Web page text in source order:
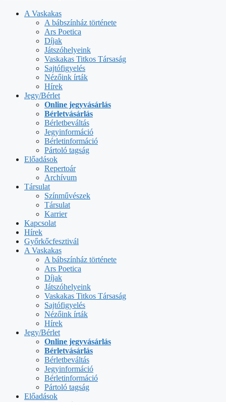
A Vaskakas
A bábszínház története
Ars Poetica
Díjak
Játszóhelyeink
Vaskakas Titkos Társaság
Sajtófigyelés
Nézőink írták
Hírek
Jegy/Bérlet
Online jegyvásárlás
Bérletvásárlás
Bérletbeváltás
Jegyinformáció
Bérletinformáció
Pártoló tagság
Előadások
Repertoár
Archívum
Társulat
Színművészek
Társulat
Karrier
Kapcsolat
Hírek
Győrkőcfesztivál
A Vaskakas
A bábszínház története
Ars Poetica
Díjak
Játszóhelyeink
Vaskakas Titkos Társaság
Sajtófigyelés
Nézőink írták
Hírek
Jegy/Bérlet
Online jegyvásárlás
Bérletvásárlás
Bérletbeváltás
Jegyinformáció
Bérletinformáció
Pártoló tagság
Előadások